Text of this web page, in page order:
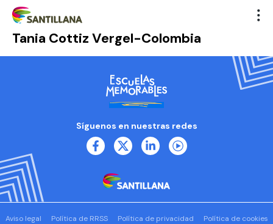
Tania Cottiz Vergel-Colombia
Síguenos en nuestras redes
Aviso legal Política de RRSS Política de privacidad
Política de cookies